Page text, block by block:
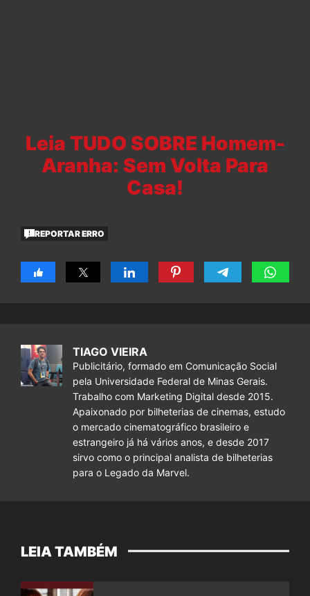
Leia TUDO SOBRE Homem-
Aranha: Sem Volta Para
Casa!
REPORTAR ERRO
TIAGO VIEIRA
Publicitário, formado em Comunicação Social
pela Universidade Federal de Minas Gerais.
Trabalho com Marketing Digital desde 2015.
Apaixonado por bilheterias de cinemas, estudo
o mercado cinematográfico brasileiro e
estrangeiro já há vários anos, e desde 2017
sirvo como o principal analista de bilheterias
para o Legado da Marvel.
LEIA TAMBÉM